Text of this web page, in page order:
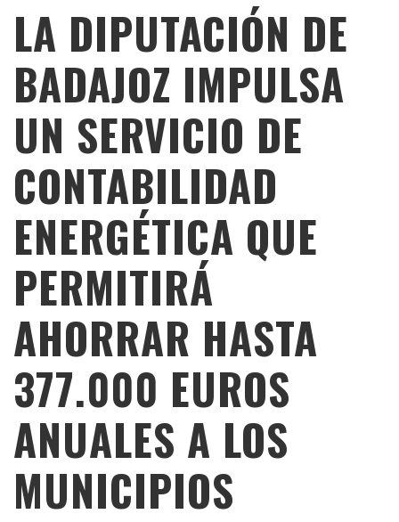
LA DIPUTACIÓN DE
BADAJOZ IMPULSA
UN SERVICIO DE
CONTABILIDAD
ENERGÉTICA QUE
PERMITIRÁ
AHORRAR HASTA
377.000 EUROS
ANUALES A LOS
MUNICIPIOS